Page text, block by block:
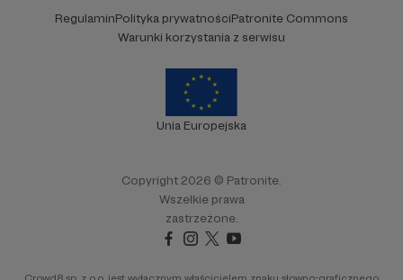
RegulaminPolityka prywatnościPatronite Commons
Warunki korzystania z serwisu
Unia Europejska
Copyright 2026 © Patronite.
Wszelkie prawa
zastrzeżone.